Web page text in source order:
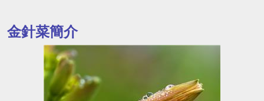
金針菜簡介